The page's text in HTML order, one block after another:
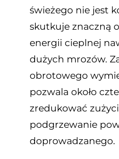
świeżego nie jest
skutkuje znaczną
energii cieplnej
dużych mrozów.
obrotowego
pozwala około
zredukować
podgrzewanie
doprowadzanego.